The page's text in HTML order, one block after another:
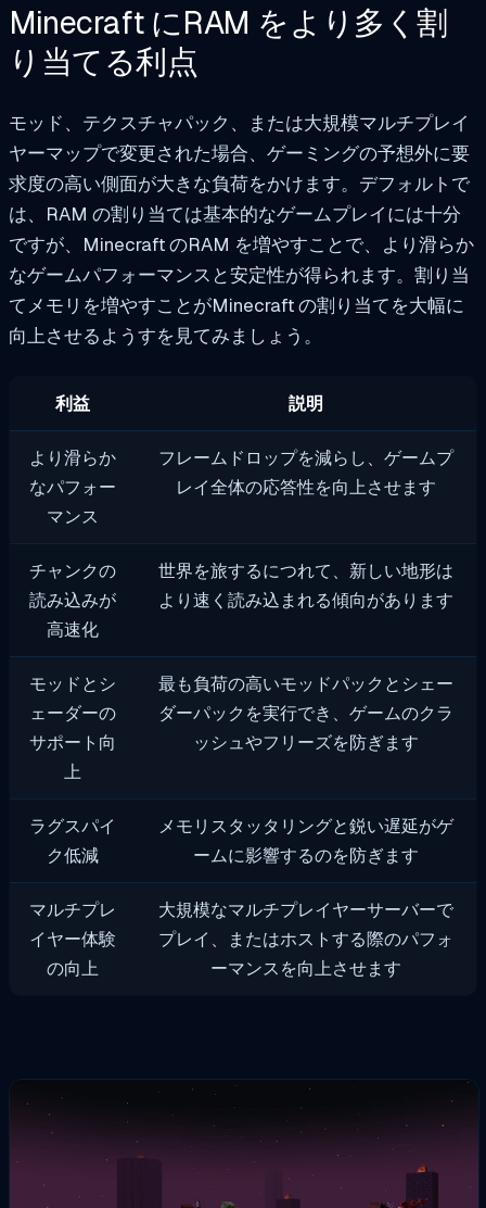
Minecraft にRAM をより多く割
り当てる利点
モッド、テクスチャパック、または大規模マルチプレイ
ヤーマップで変更された場合、ゲーミングの予想外に要
求度の高い側面が大きな負荷をかけます。デフォルトで
は、RAM の割り当ては基本的なゲームプレイには十分
ですが、Minecraft のRAM を増やすことで、より滑らか
なゲームパフォーマンスと安定性が得られます。割り当
てメモリを増やすことがMinecraft の割り当てを大幅に
向上させるようすを見てみましょう。
利益 説明
より滑らか
なパフォー
マンス
フレームドロップを減らし、ゲームプ
レイ全体の応答性を向上させます
チャンクの
読み込みが
高速化
世界を旅するにつれて、新しい地形は
より速く読み込まれる傾向があります
モッドとシ
ェーダーの
サポート向
上
最も負荷の高いモッドパックとシェー
ダーパックを実行でき、ゲームのクラ
ッシュやフリーズを防ぎます
ラグスパイ
ク低減
メモリスタッタリングと鋭い遅延がゲ
ームに影響するのを防ぎます
マルチプレ
イヤー体験
の向上
大規模なマルチプレイヤーサーバーで
プレイ、またはホストする際のパフォ
ーマンスを向上させます